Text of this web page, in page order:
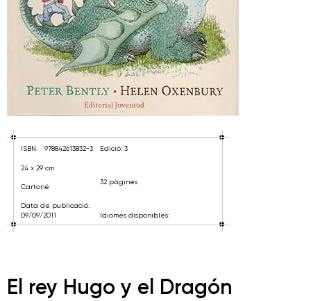
ISBN: 978842613832-3
24 x 29 cm
Cartoné
Data de publicació:
09/09/2011
Edició: 3
32 pàgines
Idiomes disponibles:
El rey Hugo y el Dragón